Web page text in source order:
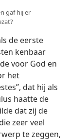
gaf hij er
de eerste
kenbaar
voor God en
het
dat hij als
haatte de
dat zij de
zeer veel
te zeggen,